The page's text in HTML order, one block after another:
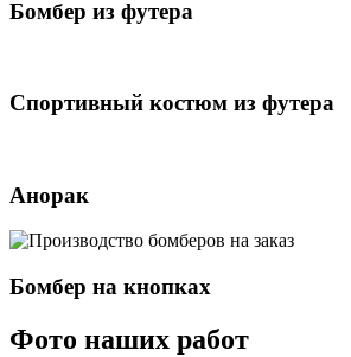
Бомбер из футера
Спортивный костюм из футера
Анорак
Бомбер на кнопках
Фото наших работ